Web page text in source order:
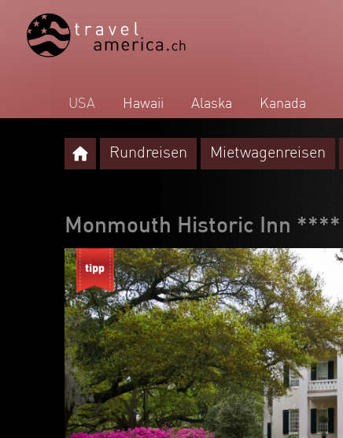
USA Hawaii Alaska Kanada
Rundreisen Mietwagenreisen
Monmouth Historic Inn ****